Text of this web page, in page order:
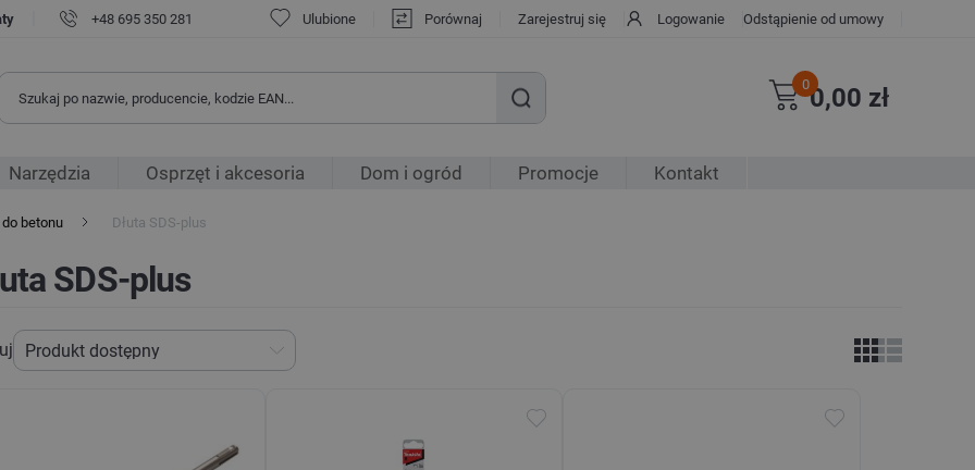
+48 695 350 281 Ulubione Porównaj Zarejestruj się Logowanie Odstąpienie od umowy
00,00 zł
Narzędzia Osprzęt i akcesoria Dom i ogród Promocje Kontakt
do betonu Dłuta SDS-plus
SDS-plus